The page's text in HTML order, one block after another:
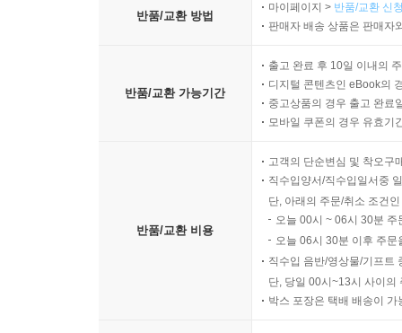
반품/교환 방법
마이페이지 > 반품/교환 신
판매자 배송 상품은 판매자
반품/교환 가능기간
출고 완료 후 10일 이내의
디지털 콘텐츠인 eBook의
중고상품의 경우 출고 완료
모바일 쿠폰의 경우 유효기
반품/교환 비용
고객의 단순변심 및 착오구
직수입양서/직수입일서중
단, 아래의 주문/취소 조건
오늘 00시 ~ 06시 30분
오늘 06시 30분 이후 주
직수입 음반/영상물/기프트
단, 당일 00시~13시 사이의
박스 포장은 택배 배송이